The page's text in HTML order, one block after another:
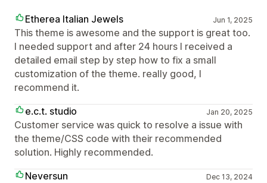
Etherea Italian Jewels Jun 1, 2025
This theme is awesome and the support is great too.
I needed support and after 24 hours I received a
detailed email step by step how to fix a small
customization of the theme. really good, I
recommend it.
e.c.t. studio
Jan 20, 2025
Customer service was quick to resolve a issue with
the theme/CSS code with their recommended
solution. Highly recommended.
Neversun
Dec 13, 2024